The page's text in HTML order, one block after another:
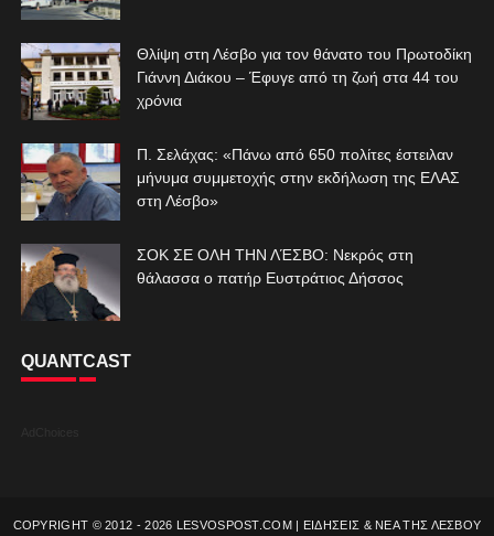
Θλίψη στη Λέσβο για τον θάνατο του Πρωτοδίκη
Γιάννη Διάκου – Έφυγε από τη ζωή στα 44 του
χρόνια
Π. Σελάχας: «Πάνω από 650 πολίτες έστειλαν
μήνυμα συμμετοχής στην εκδήλωση της ΕΛΑΣ
στη Λέσβο»
ΣΟΚ ΣΕ ΟΛΗ ΤΗΝ ΛΈΣΒΟ: Νεκρός στη
θάλασσα ο πατήρ Ευστράτιος Δήσσος
QUANTCAST
COPYRIGHT © 2012 -2026 LESVOSPOST.COM | ΕΙΔΗΣΕΙΣ & ΝΕΑ ΤΗΣ ΛΕΣΒΟΥ